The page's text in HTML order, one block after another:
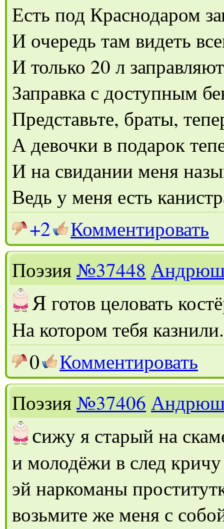
Есть под Краснодаром
И очередь там видеть
И только 20 л
Заправка с доступным
Представьте, браты,
А девочки в подарок
И на свидании меня
Ведь у меня есть
+2
Комментировать
Поэзия№37448
Я готов целовать
На котором тебя казнили.
0
Комментировать
Поэзия№37406
сижу я старый на
и молодёжи в след кричу
эй наркоманы
возьмите же меня с